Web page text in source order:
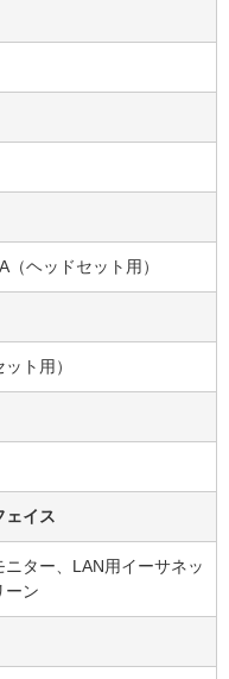
（ヘッドセット用）
ト用）
ェイス
ター、LAN用イーサネッ
ーン